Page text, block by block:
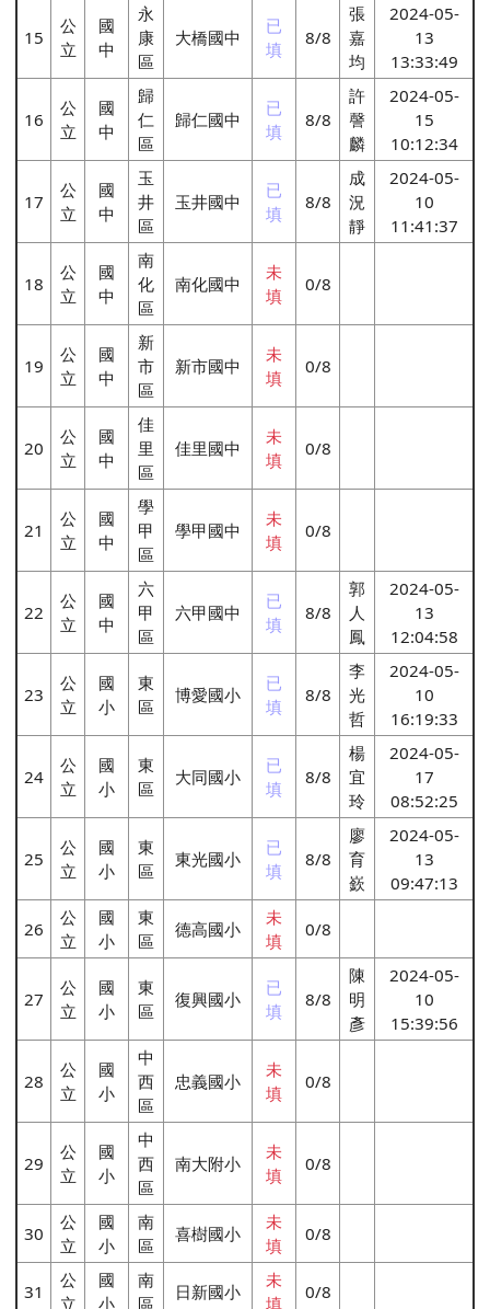
15
公
立
國
中
永
康
區
大橋國中
已
填
8/8
張
嘉
均
2024-05-
13
13:33:49
16
公
立
國
中
歸
仁
區
歸仁國中
已
填
8/8
許
謦
麟
2024-05-
15
10:12:34
17
公
立
國
中
玉
井
區
玉井國中
已
填
8/8
成
況
靜
2024-05-
10
11:41:37
18
公
立
國
中
南
化
區
南化國中
未
填
0/8
19
公
立
國
中
新
市
區
新市國中
未
填
0/8
20
公
立
國
中
佳
里
區
佳里國中
未
填
0/8
21
公
立
國
中
學
甲
區
學甲國中
未
填
0/8
22
公
立
國
中
六
甲
區
六甲國中
已
填
8/8
郭
人
鳳
2024-05-
13
12:04:58
23
公
立
國
小
東
區
博愛國小
已
填
8/8
李
光
哲
2024-05-
10
16:19:33
24
公
立
國
小
東
區
大同國小
已
填
8/8
楊
宜
玲
2024-05-
17
08:52:25
25
公
立
國
小
東
區
東光國小
已
填
8/8
廖
育
嶔
2024-05-
13
09:47:13
26
公
立
國
小
東
區
德高國小
未
填
0/8
27
公
立
國
小
東
區
復興國小
已
填
8/8
陳
明
彥
2024-05-
10
15:39:56
28
公
立
國
小
中
西
區
忠義國小
未
填
0/8
29
公
立
國
小
中
西
區
南大附小
未
填
0/8
30
公
立
國
小
南
區
喜樹國小
未
填
0/8
31
公
立
國
小
南
區
日新國小
未
填
0/8